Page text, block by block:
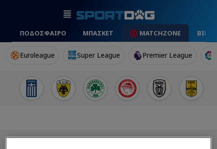
ΠΟΔΟΣΦΑΙΡΟ ΜΠΑΣΚΕΤ MATCHZONE
Euroleague Super League Premier League